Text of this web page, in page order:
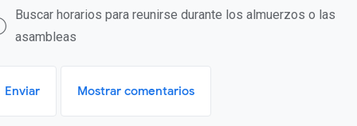
Buscar horarios para reunirse durante los almuerzos o las
asambleas
Enviar Mostrar comentarios